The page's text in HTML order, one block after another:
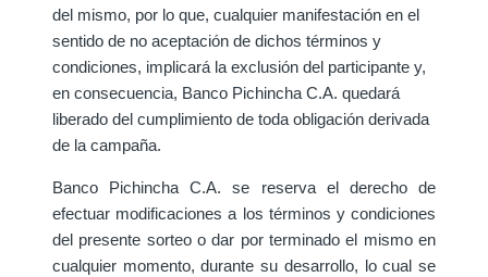
del mismo, por lo que, cualquier manifestación en el
sentido de no aceptación de dichos términos y
condiciones, implicará la exclusión del participante y,
en consecuencia, Banco Pichincha C.A. quedará
liberado del cumplimiento de toda obligación derivada
de la campaña.
Banco Pichincha C.A. se reserva el derecho de
efectuar modificaciones a los términos y condiciones
del presente sorteo o dar por terminado el mismo en
cualquier momento, durante su desarrollo, lo cual se